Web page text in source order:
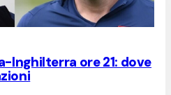
Inghilterra ore 21: dove